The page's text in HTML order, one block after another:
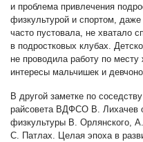
и проблема привлечения
физкультурой и спортом,
часто пустовала, не хватало
в подростковых клубах.
не проводила работу по
интересы мальчишек и
В другой заметке по
райсовета ВДФСО В. Лихачев
физкультуры В. Орлянского,
С. Патлах. Целая эпоха в